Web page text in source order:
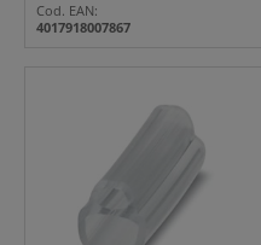
Cod. EAN:
4017918007867